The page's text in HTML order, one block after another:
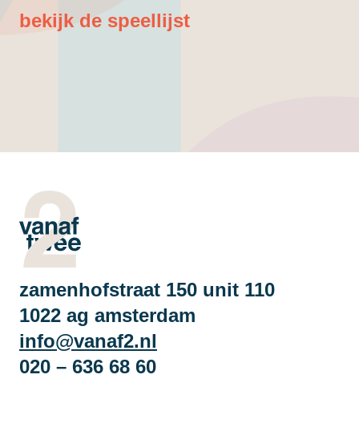
bekijk de speellijst
zamenhofstraat 150 unit 110
1022 ag amsterdam
info@vanaf2.nl
020 – 636 68 60